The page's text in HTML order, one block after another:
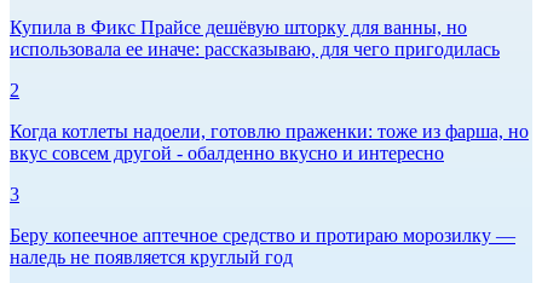
Купила в Фикс Прайсе дешёвую шторку для ванны, но
использовала ее иначе: рассказываю, для чего пригодилась
2
Когда котлеты надоели, готовлю праженки: тоже из фарша, но
вкус совсем другой - обалденно вкусно и интересно
3
Беру копеечное аптечное средство и протираю морозилку —
наледь не появляется круглый год